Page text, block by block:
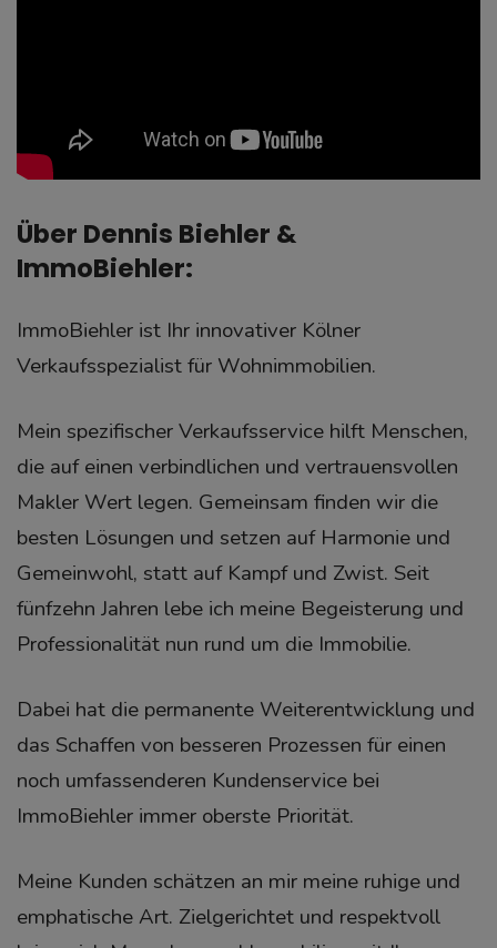
Über Dennis Biehler &
ImmoBiehler:
ImmoBiehler ist Ihr innovativer Kölner
Verkaufsspezialist für Wohnimmobilien.
Mein spezifischer Verkaufsservice hilft Menschen,
die auf einen verbindlichen und vertrauensvollen
Makler Wert legen. Gemeinsam finden wir die
besten Lösungen und setzen auf Harmonie und
Gemeinwohl, statt auf Kampf und Zwist. Seit
fünfzehn Jahren lebe ich meine Begeisterung und
Professionalität nun rund um die Immobilie.
Dabei hat die permanente Weiterentwicklung und
das Schaffen von besseren Prozessen für einen
noch umfassenderen Kundenservice bei
ImmoBiehler immer oberste Priorität.
Meine Kunden schätzen an mir meine ruhige und
emphatische Art. Zielgerichtet und respektvoll